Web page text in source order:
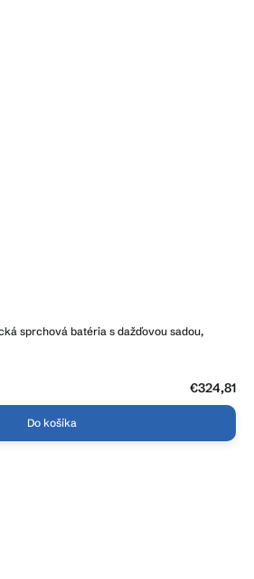
sprchová batéria s dažďovou sadou,
€324,81
Do košíka